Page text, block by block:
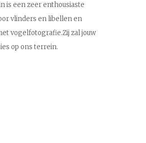
is een zeer enthousiaste
vlinders en libellen en
vogelfotografie.Zij zal jouw
op ons terrein.